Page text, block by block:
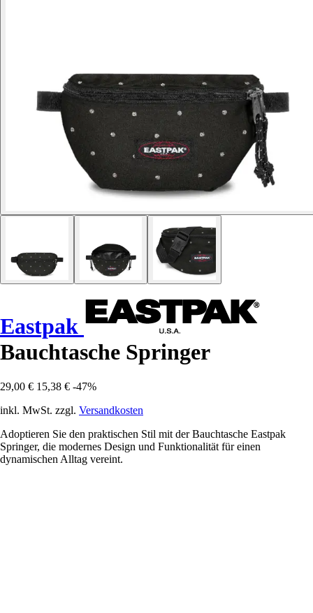
Eastpak
Bauchtasche Springer
29,00 € 15,38 € -47%
inkl. MwSt. zzgl. Versandkosten
Adoptieren Sie den praktischen Stil mit der Bauchtasche Eastpak
Springer, die modernes Design und Funktionalität für einen
dynamischen Alltag vereint.